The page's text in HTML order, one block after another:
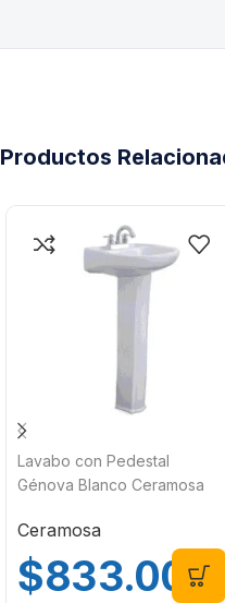
Productos
Lavabo con Pedestal
Génova Blanco Ceramosa
Ceramosa
$833.00